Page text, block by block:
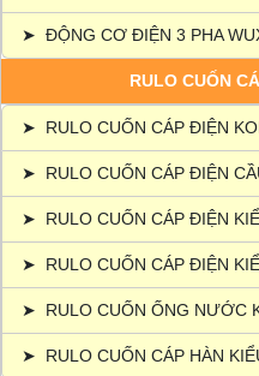
➤ ĐỘNG CƠ ĐIỆN 3 PHA
RULO CUỐN
➤ RULO CUỐN CÁP ĐIỆN
➤ RULO CUỐN CÁP ĐIỆN
➤ RULO CUỐN CÁP ĐIỆN
➤ RULO CUỐN CÁP ĐIỆN
➤ RULO CUỐN ỐNG NƯỚC
➤ RULO CUỐN CÁP HÀN